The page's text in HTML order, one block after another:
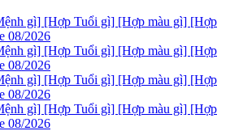
gì] [Hợp Tuổi gì] [Hợp màu gì] [Hợp
08/2026
gì] [Hợp Tuổi gì] [Hợp màu gì] [Hợp
08/2026
gì] [Hợp Tuổi gì] [Hợp màu gì] [Hợp
08/2026
gì] [Hợp Tuổi gì] [Hợp màu gì] [Hợp
08/2026